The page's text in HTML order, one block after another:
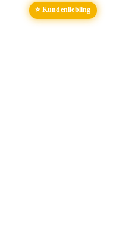
⭐ Kundenliebling